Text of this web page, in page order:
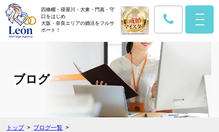
四條畷・寝屋川・大東・門真・守
口をはじめ
大阪・奈良エリアの婚活をフルサ
ポート！
ブログ
トップ
ブログ一覧